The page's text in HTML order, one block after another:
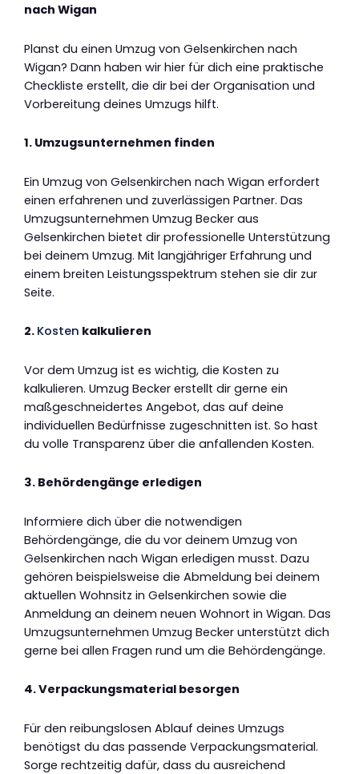
nach Wigan
Planst du einen Umzug von Gelsenkirchen nach
Wigan? Dann haben wir hier für dich eine praktische
Checkliste erstellt, die dir bei der Organisation und
Vorbereitung deines Umzugs hilft.
1. Umzugsunternehmen finden
Ein Umzug von Gelsenkirchen nach Wigan erfordert
einen erfahrenen und zuverlässigen Partner. Das
Umzugsunternehmen Umzug Becker aus
Gelsenkirchen bietet dir professionelle Unterstützung
bei deinem Umzug. Mit langjähriger Erfahrung und
einem breiten Leistungsspektrum stehen sie dir zur
Seite.
2. Kosten kalkulieren
Vor dem Umzug ist es wichtig, die Kosten zu
kalkulieren. Umzug Becker erstellt dir gerne ein
maßgeschneidertes Angebot, das auf deine
individuellen Bedürfnisse zugeschnitten ist. So hast
du volle Transparenz über die anfallenden Kosten.
3. Behördengänge erledigen
Informiere dich über die notwendigen
Behördengänge, die du vor deinem Umzug von
Gelsenkirchen nach Wigan erledigen musst. Dazu
gehören beispielsweise die Abmeldung bei deinem
aktuellen Wohnsitz in Gelsenkirchen sowie die
Anmeldung an deinem neuen Wohnort in Wigan. Das
Umzugsunternehmen Umzug Becker unterstützt dich
gerne bei allen Fragen rund um die Behördengänge.
4. Verpackungsmaterial besorgen
Für den reibungslosen Ablauf deines Umzugs
benötigst du das passende Verpackungsmaterial.
Sorge rechtzeitig dafür, dass du ausreichend